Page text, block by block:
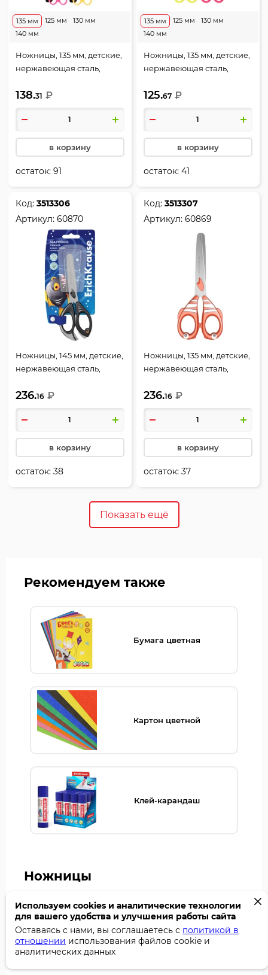
Ножницы
Ножницыразличной конфигурации используются в
большинстве сфер деятельности. Без них нельзя
представить стол школьника, женскую косметичку,
офисное рабочее место. В нашем каталоге собраны
ножницы зарубежных и российских производителей.
125 мм 130 мм
135 мм
140 мм
Ножницы, 135 мм, детские,
нержавеющая сталь,
для левшей, ассорти 4
вида, европодвес, JOY,
Неон, Erich Krause, 30790
138.31 ₽
в корзину
остаток:91
125 мм 130 мм
135 мм
140 мм
Ножницы, 135 мм, детские,
нержавеющая сталь,
вида, JOY, Неон, Erich
Krause, 15602
125.67 ₽
в корзину
остаток:41
Код:3513306
Артикул:60870
Ножницы, 145 мм, детские,
нержавеющая сталь,
европодвес, Морские
друзья, Пиранья, Erich
Krause, 60870
236.16 ₽
в корзину
остаток:38
Код:3513307
Артикул:60869
Ножницы, 135 мм, детские,
нержавеющая сталь,
европодвес, Морские
друзья, Рыба-клоун, Erich
Krause, 60869
236.16 ₽
в корзину
остаток:37
Показать ещё
Рекомендуем также
Бумага цветная
Картон цветной
Клей-карандаш
Используем cookies и аналитические технологии
для вашего удобства и улучшения работы сайта
Оставаясь с нами, вы соглашаетесь с политикой в
отношении использования файлов cookie и
аналитических данных